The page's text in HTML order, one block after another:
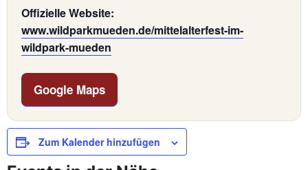
Offizielle Website:
www.wildparkmueden.de/mittelalterfest-im-
wildpark-mueden
Google Maps
Zum Kalender hinzufügen